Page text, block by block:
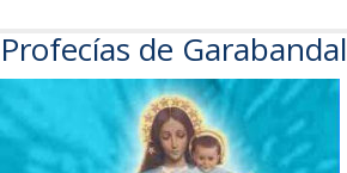
Profecías de Garabandal